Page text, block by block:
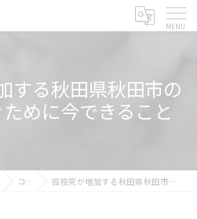
する秋田県秋田市の
めに今できること
コラム 孤独死が増加する秋田県秋田市の実態と防ぐために今できること